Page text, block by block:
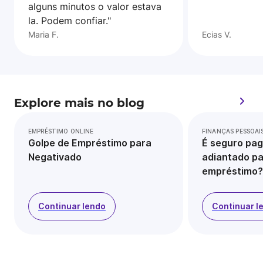
alguns minutos o valor estava
la. Podem confiar."
Maria F. Ecias V.
Explore mais no blog
EMPRÉSTIMO ONLINE
Golpe de Empréstimo para
Negativado
Continuar lendo
FINANÇAS
É seguro
adiantado
empréstimo?
Continuar